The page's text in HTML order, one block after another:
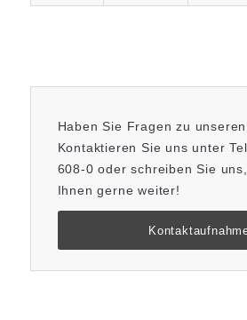
Haben Sie Fragen zu
Kontaktieren Sie uns unter
608-0 oder schreiben Sie
Ihnen gerne weiter!